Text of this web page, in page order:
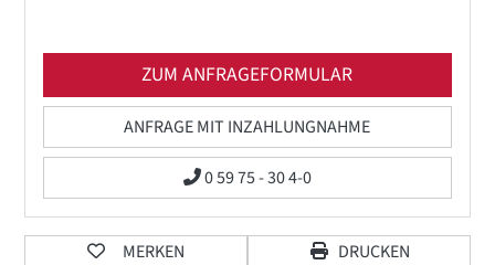
ZUM ANFRAGEFORMULAR
ANFRAGE MIT INZAHLUNGNAHME
0 59 75 - 30 4-0
MERKEN DRUCKEN